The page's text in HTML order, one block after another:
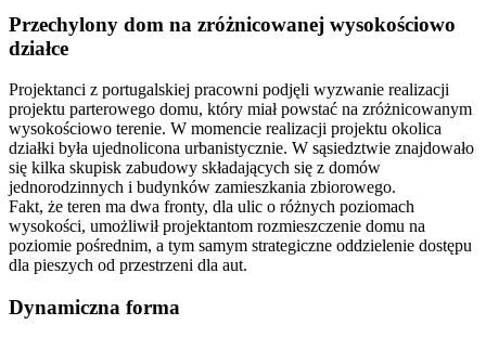
Przechylony dom na zróżnicowanej wysokościowo
działce
Projektanci z portugalskiej pracowni podjęli wyzwanie realizacji
projektu parterowego domu, który miał powstać na zróżnicowanym
wysokościowo terenie. W momencie realizacji projektu okolica
działki była ujednolicona urbanistycznie. W sąsiedztwie znajdowało
się kilka skupisk zabudowy składających się z domów
jednorodzinnych i budynków zamieszkania zbiorowego.
Fakt, że teren ma dwa fronty, dla ulic o różnych poziomach
wysokości, umożliwił projektantom rozmieszczenie domu na
poziomie pośrednim, a tym samym strategiczne oddzielenie dostępu
dla pieszych od przestrzeni dla aut.
Dynamiczna forma